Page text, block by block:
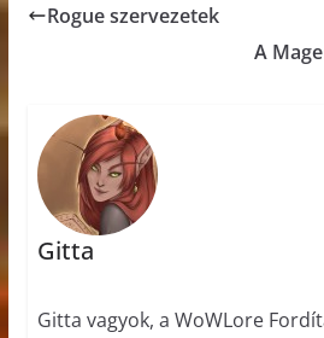
Rogue szervezetek
A
Gitta
Gitta vagyok, a WoWLore